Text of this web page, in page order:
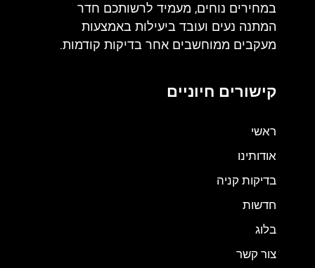
במחירים נוחים, מעמיד לרשותכם חדר
המתנה נעים ועובד ביעילות באמצעות
מעקבים ממוחשבים אחר בדיקות קודמות.
קישורים חיוניים
ראשי
אודותינו
בדיקות קניה
חדשות
בלוג
צור קשר